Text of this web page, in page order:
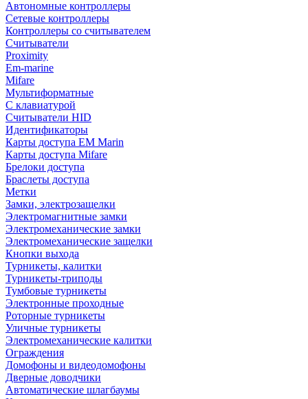
Автономные контроллеры
Сетевые контроллеры
Контроллеры со считывателем
Считыватели
Proximity
Em-marine
Mifare
Мультиформатные
С клавиатурой
Считыватели HID
Идентификаторы
Карты доступа EM Marin
Карты доступа Mifare
Брелоки доступа
Браслеты доступа
Метки
Замки, электрозащелки
Электромагнитные замки
Электромеханические замки
Электромеханические защелки
Кнопки выхода
Турникеты, калитки
Турникеты-триподы
Тумбовые турникеты
Электронные проходные
Роторные турникеты
Уличные турникеты
Электромеханические калитки
Ограждения
Домофоны и видеодомофоны
Дверные доводчики
Автоматические шлагбаумы